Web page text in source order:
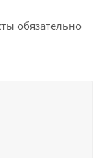
обязательно